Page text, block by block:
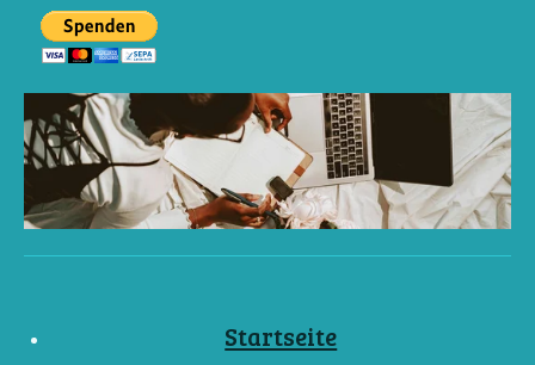
Startseite